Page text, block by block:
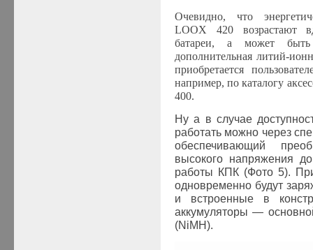
Очевидно, что
LOOX 420 возрастают
батареи, а может
дополнительная литий-
приобретается
например, по каталогу
400.
Ну а в случае
работать можно через
обеспечивающий
высокого напряжения
работы КПК (Фото 5).
одновременно будут
и встроенные в
аккумуляторы —
(NiMH).